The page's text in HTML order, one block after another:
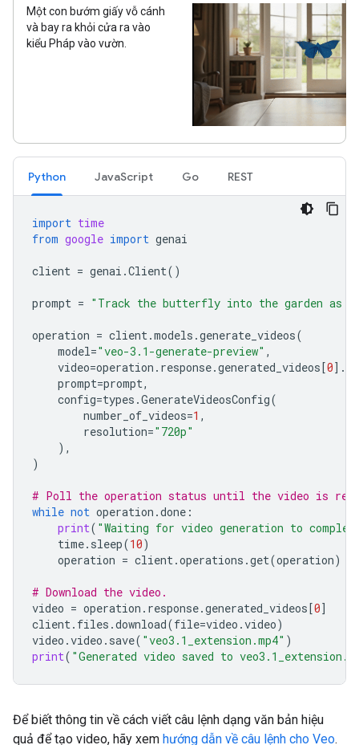
Một con bướm giấy vỗ cánh
và bay ra khỏi cửa ra vào
kiểu Pháp vào vườn.
Python JavaScript Go REST
import time
from google import genai
client = genai .Client()
prompt = "Track the butterfly into the garden as
operation = client.models .generate_videos(
model="veo-3.1-generate-preview" ,
video=operation . response.generated_videos[0] .
prompt=prompt,
config=types .GenerateVideosConfig(
number_of_videos=1 ,
resolution="720p"
),
)
# Poll the operation status until the video is
while not operation .done :
print( "Waiting for video generation to
time. sleep(10)
operation = client.operations .get(operation)
# Download the video.
video = operation . response.generated_videos[0]
client. files .download(file=video .video)
video .video . save( "veo3.1_extension.mp4" )
print( "Generated video saved to
Để biết thông tin về cách viết câu lệnh dạng văn bản hiệu
quả để tạo video, hãy xem hướng dẫn về câu lệnh cho Veo.